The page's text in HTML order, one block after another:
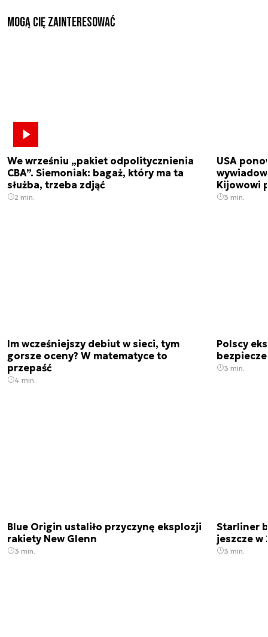
Mogą Cię zainteresować
We wrześniu „pakiet odpolitycznienia
CBA”. Siemoniak: bagaż, który ma ta
służba, trzeba zdjąć
2 min.
USA
Kijowowi
3 min.
Im wcześniejszy debiut w sieci, tym
gorsze oceny? W matematyce to
przepaść
4 min.
Polscy
3 min.
Blue Origin ustaliło przyczynę eksplozji
rakiety New Glenn
3 min.
Starliner
jeszcze w
3 min.